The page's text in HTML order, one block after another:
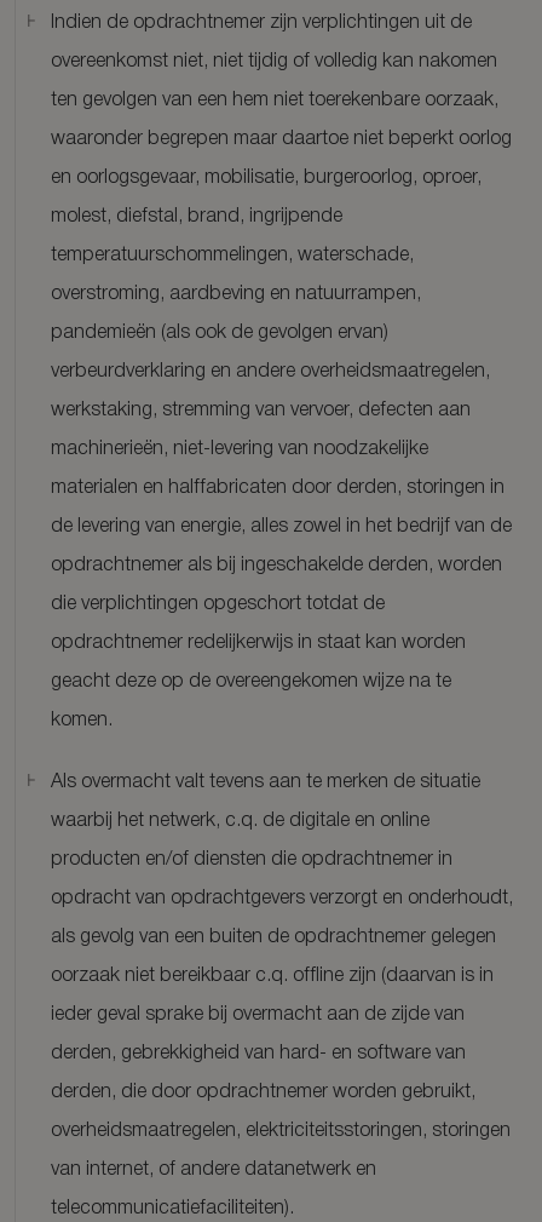
Indien de opdrachtnemer zijn verplichtingen uit de
overeenkomst niet, niet tijdig of volledig kan nakomen
ten gevolgen van een hem niet toerekenbare oorzaak,
waaronder begrepen maar daartoe niet beperkt oorlog
en oorlogsgevaar, mobilisatie, burgeroorlog, oproer,
molest, diefstal, brand, ingrijpende
temperatuurschommelingen, waterschade,
overstroming, aardbeving en natuurrampen,
pandemieën (als ook de gevolgen ervan)
verbeurdverklaring en andere overheidsmaatregelen,
werkstaking, stremming van vervoer, defecten aan
machinerieën, niet-levering van noodzakelijke
materialen en halffabricaten door derden, storingen in
de levering van energie, alles zowel in het bedrijf van de
opdrachtnemer als bij ingeschakelde derden, worden
die verplichtingen opgeschort totdat de
opdrachtnemer redelijkerwijs in staat kan worden
geacht deze op de overeengekomen wijze na te
komen.
Als overmacht valt tevens aan te merken de situatie
waarbij het netwerk, c.q. de digitale en online
producten en/of diensten die opdrachtnemer in
opdracht van opdrachtgevers verzorgt en onderhoudt,
als gevolg van een buiten de opdrachtnemer gelegen
oorzaak niet bereikbaar c.q. offline zijn (daarvan is in
ieder geval sprake bij overmacht aan de zijde van
derden, gebrekkigheid van hard- en software van
derden, die door opdrachtnemer worden gebruikt,
overheidsmaatregelen, elektriciteitsstoringen, storingen
van internet, of andere datanetwerk en
telecommunicatiefaciliteiten).